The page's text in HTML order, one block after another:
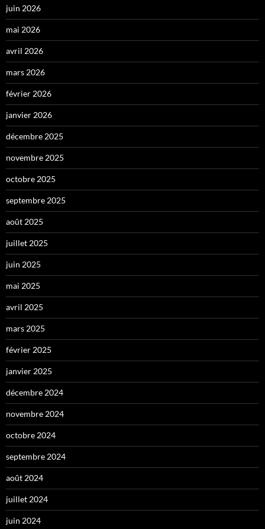
juin 2026
mai 2026
avril 2026
mars 2026
février 2026
janvier 2026
décembre 2025
novembre 2025
octobre 2025
septembre 2025
août 2025
juillet 2025
juin 2025
mai 2025
avril 2025
mars 2025
février 2025
janvier 2025
décembre 2024
novembre 2024
octobre 2024
septembre 2024
août 2024
juillet 2024
juin 2024